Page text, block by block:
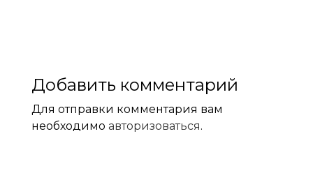
Добавить комментарий
Для отправки комментария вам
необходимо авторизоваться.